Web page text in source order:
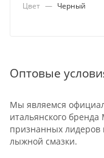
Цвет — Черный
Оптовые
Мы являемся
итальянского
признанных лидеров
лыжной смазки.